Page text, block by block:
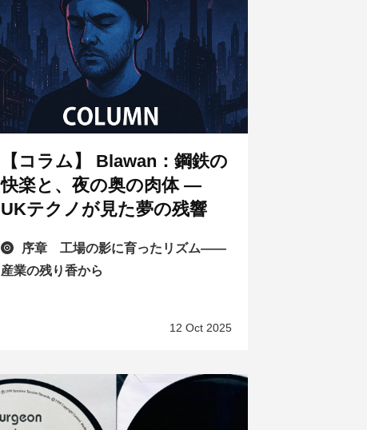
【コラム】 Blawan：鋼鉄の
快楽と、夜の奥の肉体 —
UKテクノが見た夢の残響
序章 工場の影に育ったリズム——
産業の残り香から
12 Oct 2025